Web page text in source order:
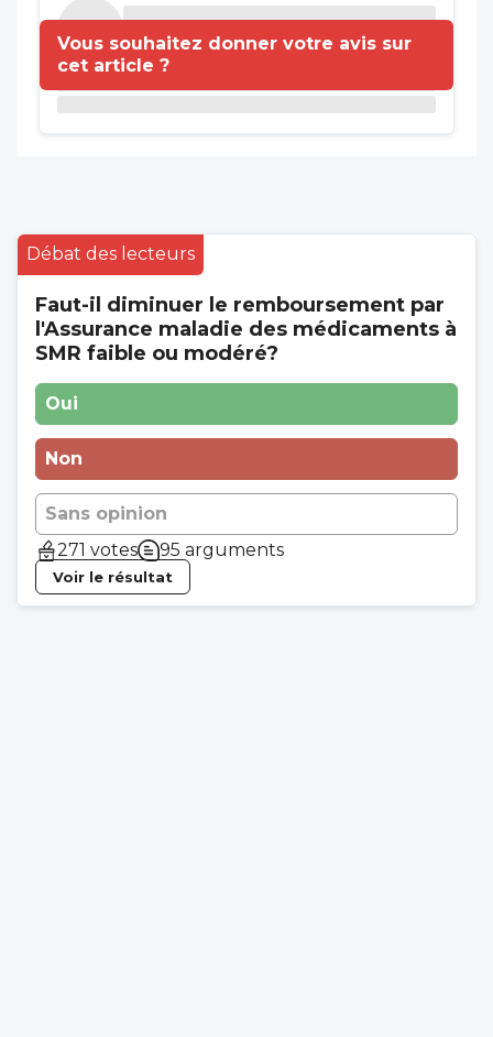
Vous souhaitez donner votre avis sur
cet article ?
Débat des lecteurs
Faut-il diminuer le remboursement par
l'Assurance maladie des médicaments à
SMR faible ou modéré?
Oui
Non
Sans opinion
271 votes
95 arguments
Voir le résultat